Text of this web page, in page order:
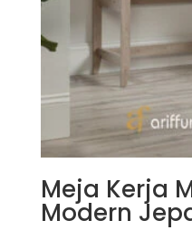
Meja Kerja
Modern